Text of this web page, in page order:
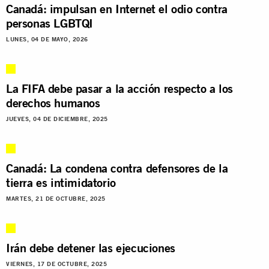
Canadá: impulsan en Internet el odio contra
personas LGBTQI
LUNES, 04 DE MAYO, 2026
La FIFA debe pasar a la acción respecto a los
derechos humanos
JUEVES, 04 DE DICIEMBRE, 2025
Canadá: La condena contra defensores de la
tierra es intimidatorio
MARTES, 21 DE OCTUBRE, 2025
Irán debe detener las ejecuciones
VIERNES, 17 DE OCTUBRE, 2025